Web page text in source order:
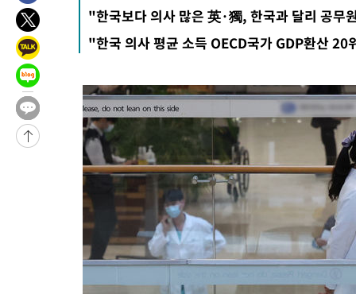
-14087초 전 >
이란 "호르무즈 재개방 합의 근접…美 배상 선행돼야"
-5134초 전 >
[속보]與최고위원 제주·인천 순회경선…박선원·최민희·서미
민수·김용 순
-5087초 전 >
래 44.56%
-4369초 전 >
[속보]與 대표 경선 제주·인천 당원투표…金 47.75%·鄭
宋 10.17%
-3903초 전 >
이강인 "아틀레티코 이적 기뻐…등번호 7번 의미보단 팀 위해
-3838초 전 >
[속보]與 당대표 경선, 제주·인천 권리당원 투표 김민석 승리
낮 최고 35도 '무더위'…동해안 시간당 30㎜ '강한 비'[내일날씨]
[속보]이강인 "감독님이 원하는 마음 느꼈고, 많은 트로피 원해 아
수도권 40도 육박 '펄펄'…동해안 일부 지역엔 호의주의보
온열질환 사망자 3명 늘어…누적 환자 3000명 돌파
강릉에 시간당 81.4㎜ 물폭탄…도로 잠기고 담벼락 붕괴
백운산서 80년근 천종산삼 9뿌리 발견…감정가 1.3억원
선재도서 해루질 나섰다 실종 60대, 닷새 만에 숨진 채 발견
"한국보다 의사 많은 英·獨, 한국과 달리 공무
"한국 의사 평균 소득 OECD국가 GDP환산 20